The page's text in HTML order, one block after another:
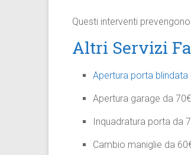
Questi interventi
Altri Servizi
Apertura porta blindata
Apertura garage da
Inquadratura porta da
Cambio maniglie da